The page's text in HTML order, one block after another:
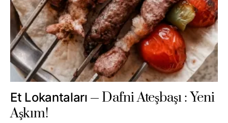
Et Lokantaları
Dafni Ateşbaşı : Yeni
Aşkım!